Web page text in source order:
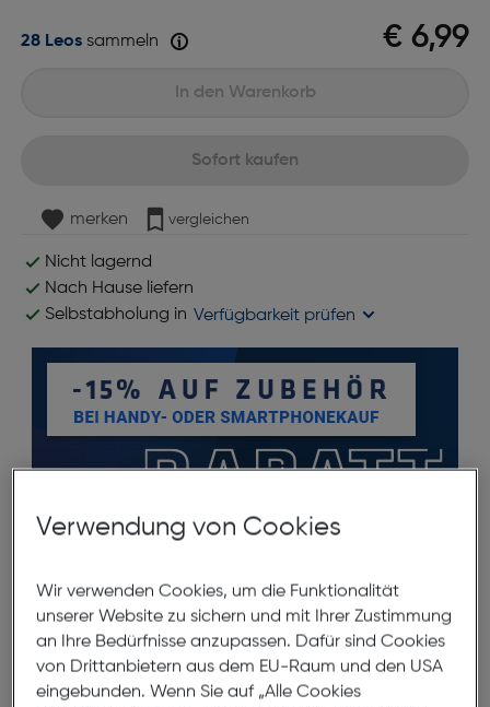
€ 6,99
28 Leossammeln
Sofort kaufen
In den Warenkorb
merken vergleichen
Nicht lagernd
Nach Hause liefern
Selbstabholung in Verfügbarkeit prüfen
Felixx Premium Wireless Fast
Charger Qi
ArtNr.: 620961396
Verwendung von Cookies
Wir verwenden Cookies, um die Funktionalität
unserer Website zu sichern und mit Ihrer Zustimmung
an Ihre Bedürfnisse anzupassen. Dafür sind Cookies
von Drittanbietern aus dem EU-Raum und den USA
eingebunden. Wenn Sie auf „Alle Cookies